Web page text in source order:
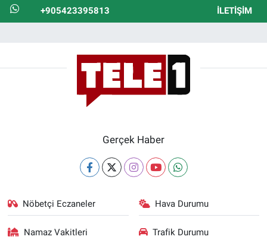
+905423395813 İLETIŞIM
Gerçek Haber
Nöbetçi Eczaneler Hava Durumu
Namaz Vakitleri Trafik Durumu